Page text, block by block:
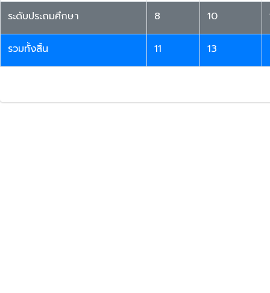
ระดับประถมศึกษา 8 10
รวมทั้งสิ้น 11 13